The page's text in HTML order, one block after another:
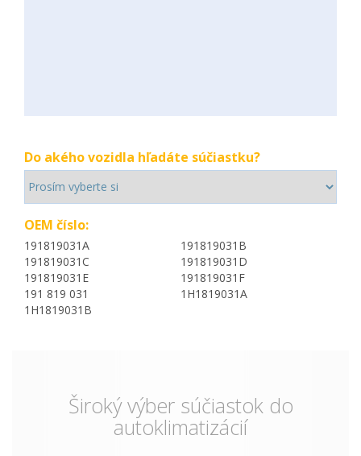
Do akého vozidla hľadáte súčiastku?
OEM číslo:
191819031A
191819031B
191819031C
191819031D
191819031E
191819031F
191 819 031
1H1819031A
1H1819031B
Široký výber súčiastok do
autoklimatizácií